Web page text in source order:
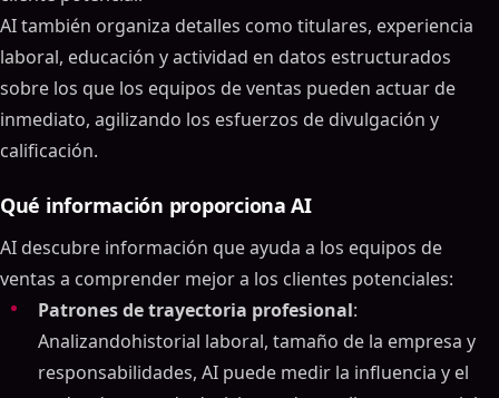
AI también organiza detalles como titulares, experiencia
laboral, educación y actividad en datos estructurados
sobre los que los equipos de ventas pueden actuar de
inmediato, agilizando los esfuerzos de divulgación y
calificación.
Qué información proporciona AI
AI descubre información que ayuda a los equipos de
ventas a comprender mejor a los clientes potenciales:
Patrones de trayectoria profesional:
Analizandohistorial laboral, tamaño de la empresa y
responsabilidades, AI puede medir la influencia y el